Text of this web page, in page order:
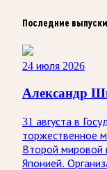
Последние
24 июля 2026
Александр
31 августа в
торжественное
Второй мировой
Японией.